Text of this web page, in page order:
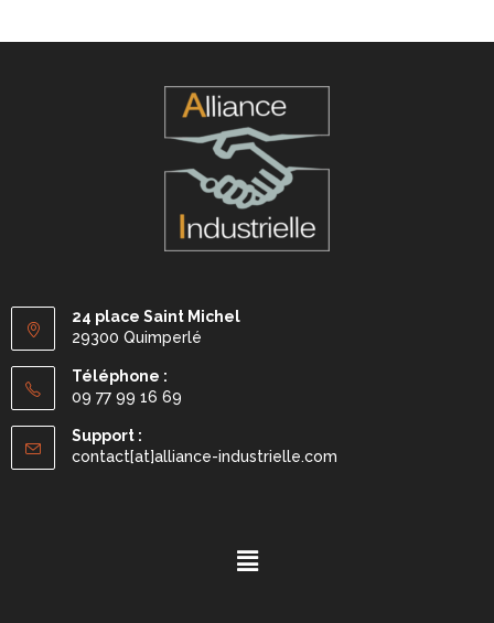
24 place Saint Michel
29300 Quimperlé
Téléphone :
09 77 99 16 69
Support :
contact[at]alliance-industrielle.com